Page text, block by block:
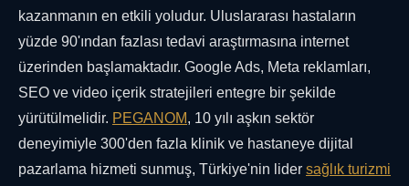
kazanmanın en etkili yoludur. Uluslararası hastaların
yüzde 90'ından fazlası tedavi araştırmasına internet
üzerinden başlamaktadır. Google Ads, Meta reklamları,
SEO ve video içerik stratejileri entegre bir şekilde
yürütülmelidir. PEGANOM, 10 yılı aşkın sektör
deneyimiyle 300'den fazla klinik ve hastaneye dijital
pazarlama hizmeti sunmuş, Türkiye'nin lider sağlık turizmi